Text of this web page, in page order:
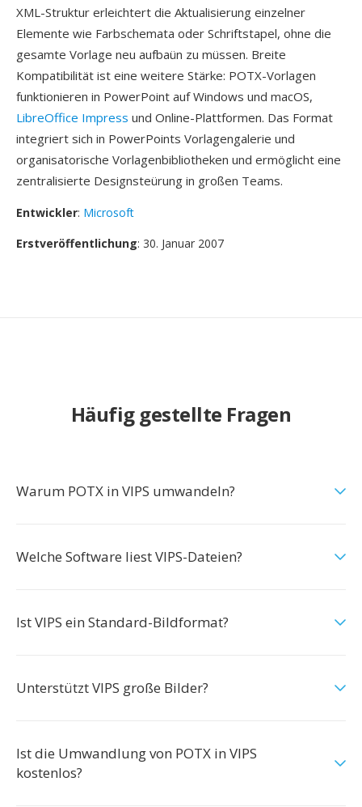
XML-Struktur erleichtert die Aktualisierung einzelner
Elemente wie Farbschemata oder Schriftstapel, ohne die
gesamte Vorlage neu aufbaün zu müssen. Breite
Kompatibilität ist eine weitere Stärke: POTX-Vorlagen
funktionieren in PowerPoint auf Windows und macOS,
LibreOffice Impress und Online-Plattformen. Das Format
integriert sich in PowerPoints Vorlagengalerie und
organisatorische Vorlagenbibliotheken und ermöglicht eine
zentralisierte Designsteürung in großen Teams.
Entwickler: Microsoft
Erstveröffentlichung: 30. Januar 2007
Häufig gestellte Fragen
Warum POTX in VIPS umwandeln?
Welche Software liest VIPS-Dateien?
Ist VIPS ein Standard-Bildformat?
Unterstützt VIPS große Bilder?
Ist die Umwandlung von POTX in VIPS
kostenlos?